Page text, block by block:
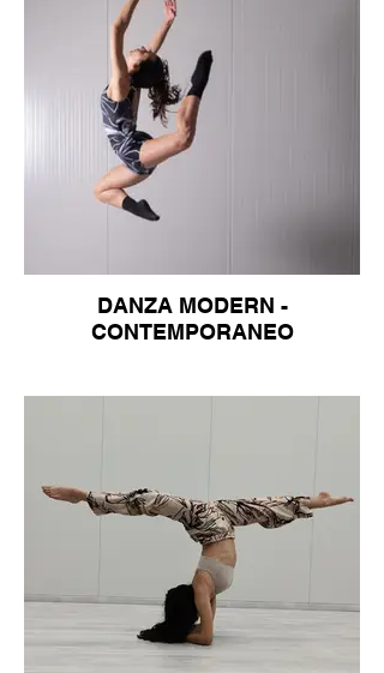
DANZA MODERN -
CONTEMPORANEO